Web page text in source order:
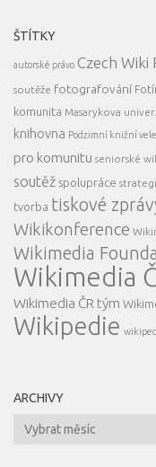
ŠTÍTKY
autorské právo Czech Wiki
soutěže fotografování
komunita Masarykova
knihovna Podzimní knižní
pro komunitu seniorské
soutěž spolupráce
tvorba tiskové
Wikikonference
Wikimedia
Wikimedia
Wikimedia ČR tým
Wikipedie
ARCHIVY
Archivy